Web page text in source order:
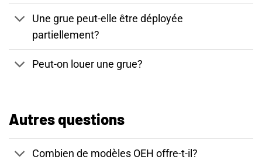
Une grue peut-elle être déployée
partiellement?
Peut-on louer une grue?
Autres questions
Combien de modèles OEH offre-t-il?